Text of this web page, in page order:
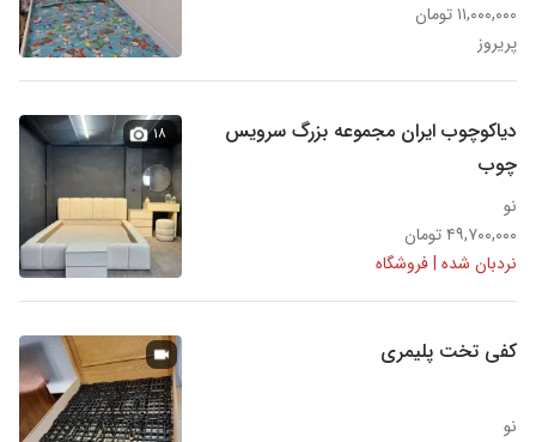
۱۱,۰۰۰,۰۰۰ تومان
پریروز
دیاکوچوب ایران مجموعه بزرگ سرویس
چوب
نو
۴۹,۷۰۰,۰۰۰ تومان
نردبان شده | فروشگاه
۱۸
کفی تخت پلیمری
نو